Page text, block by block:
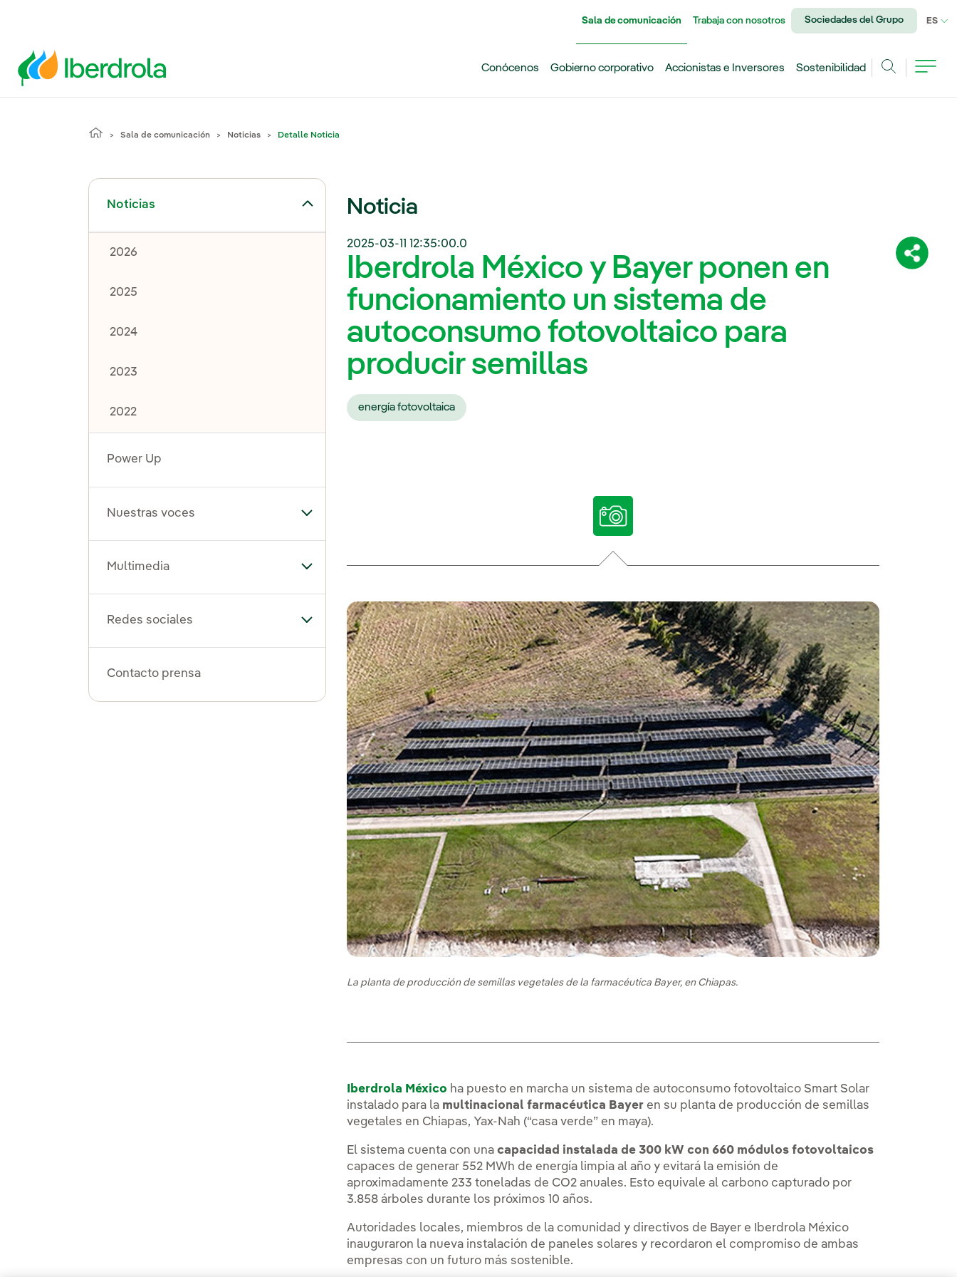
Sala de comunicación Trabaja con nosotros Sociedades del Grupo ES
Conócenos Gobierno corporativo Accionistas e Inversores
Sostenibilidad
Sala de comunicación Noticias Detalle Noticia
Noticias
Alternar el submenú para Noticias
2026
2025
2024
2023
2022
Power Up
Nuestras voces Alternar el submenú para Nuestras voces
Multimedia Alternar el submenú para Multimedia
Redes sociales Alternar el submenú para Redes sociales
Contacto prensa
Noticia
2025-03-11 12:35:00.0
Iberdrola México y Bayer ponen en
funcionamiento un sistema de
autoconsumo fotovoltaico para
producir semillas
energía fotovoltaica
La planta de producción de semillas vegetales de la farmacéutica Bayer, en Chiapas.
Iberdrola México ha puesto en marcha un sistema de autoconsumo fotovoltaico Smart Solar
instalado para la multinacional farmacéutica Bayer en su planta de producción de semillas
vegetales en Chiapas, Yax-Nah (“casa verde” en maya).
El sistema cuenta con unacapacidad instalada de 300 kW con 660 módulos fotovoltaicos
capaces de generar 552 MWh de energía limpia al año y evitará la emisión de
aproximadamente 233 toneladas de CO2 anuales. Esto equivale al carbono capturado por
3.858 árboles durante los próximos 10 años.
Autoridades locales, miembros de la comunidad y directivos de Bayer e Iberdrola México
inauguraron la nueva instalación de paneles solares y recordaron el compromiso de ambas
empresas con un futuro más sostenible.